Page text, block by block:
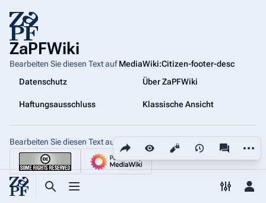
Suche aufrufen
Menü aufrufen Toggle
Diese Seite teilen
Ansichten
ZaPFWiki
Bearbeiten Sie diesen Text aufMediaWiki:Citizen-footer-desc
Datenschutz
Über ZaPFWiki
Haftungsausschluss Klassische Ansicht
Bearbeiten Sie diesen Text auf MediaWiki:Citizen-footer-tagline